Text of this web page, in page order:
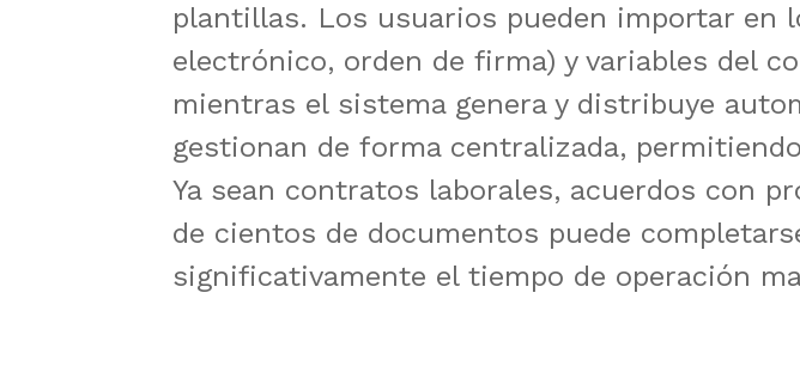
plantillas. Los usuarios pueden importar
electrónico, orden de firma) y variables del
mientras el sistema genera y distribuye
gestionan de forma centralizada,
Ya sean contratos laborales, acuerdos con
de cientos de documentos puede
significativamente el tiempo de operación